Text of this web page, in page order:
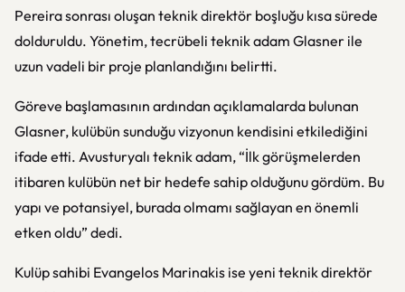
Pereira sonrası oluşan teknik direktör boşluğu kısa sürede
dolduruldu. Yönetim, tecrübeli teknik adam Glasner ile
uzun vadeli bir proje planlandığını belirtti.
Göreve başlamasının ardından açıklamalarda bulunan
Glasner, kulübün sunduğu vizyonun kendisini etkilediğini
ifade etti. Avusturyalı teknik adam, “İlk görüşmelerden
itibaren kulübün net bir hedefe sahip olduğunu gördüm. Bu
yapı ve potansiyel, burada olmamı sağlayan en önemli
etken oldu” dedi.
Kulüp sahibi Evangelos Marinakis ise yeni teknik direktör